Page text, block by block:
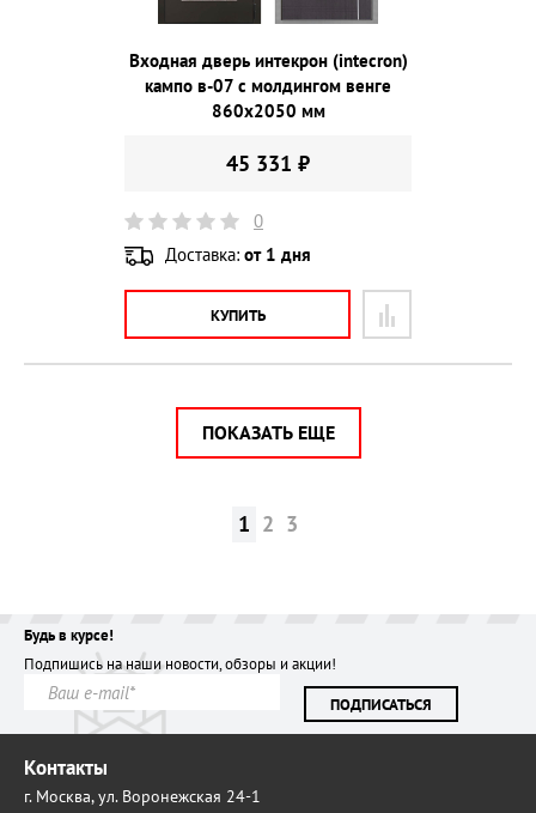
Входная дверь интекрон (intecron)
кампо в-07 с молдингом венге
860х2050 мм
45 331 ₽
0
Доставка: от 1 дня
КУПИТЬ
ПОКАЗАТЬ ЕЩЕ
1 2 3
Будь в курсе!
Подпишись на наши новости, обзоры и акции!
ПОДПИСАТЬСЯ
Контакты
г. Москва,ул. Воронежская 24-1